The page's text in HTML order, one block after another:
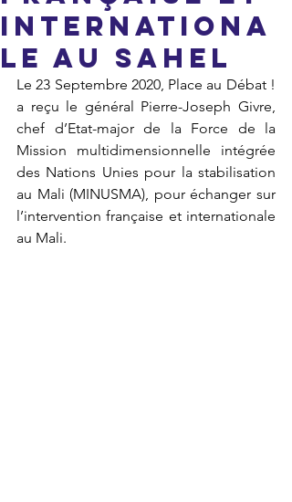
internationa
le au sahel
Le 23 Septembre 2020, Place au Débat !
a reçu le général Pierre-Joseph Givre,
chef d’Etat-major de la Force de la
Mission multidimensionnelle intégrée
des Nations Unies pour la stabilisation
au Mali (MINUSMA), pour échanger sur
l’intervention française et internationale
au Mali.